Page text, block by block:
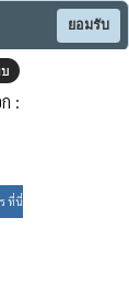
ยอมรับ
:
ที่นี่